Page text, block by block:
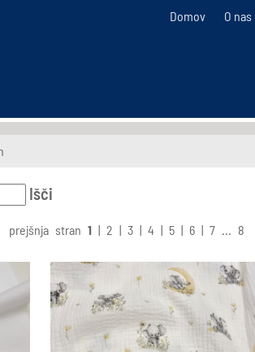
Domov O nas
Išči
prejšnja stran 1 | 2 | 3 | 4 | 5 | 6 | 7 ... 8